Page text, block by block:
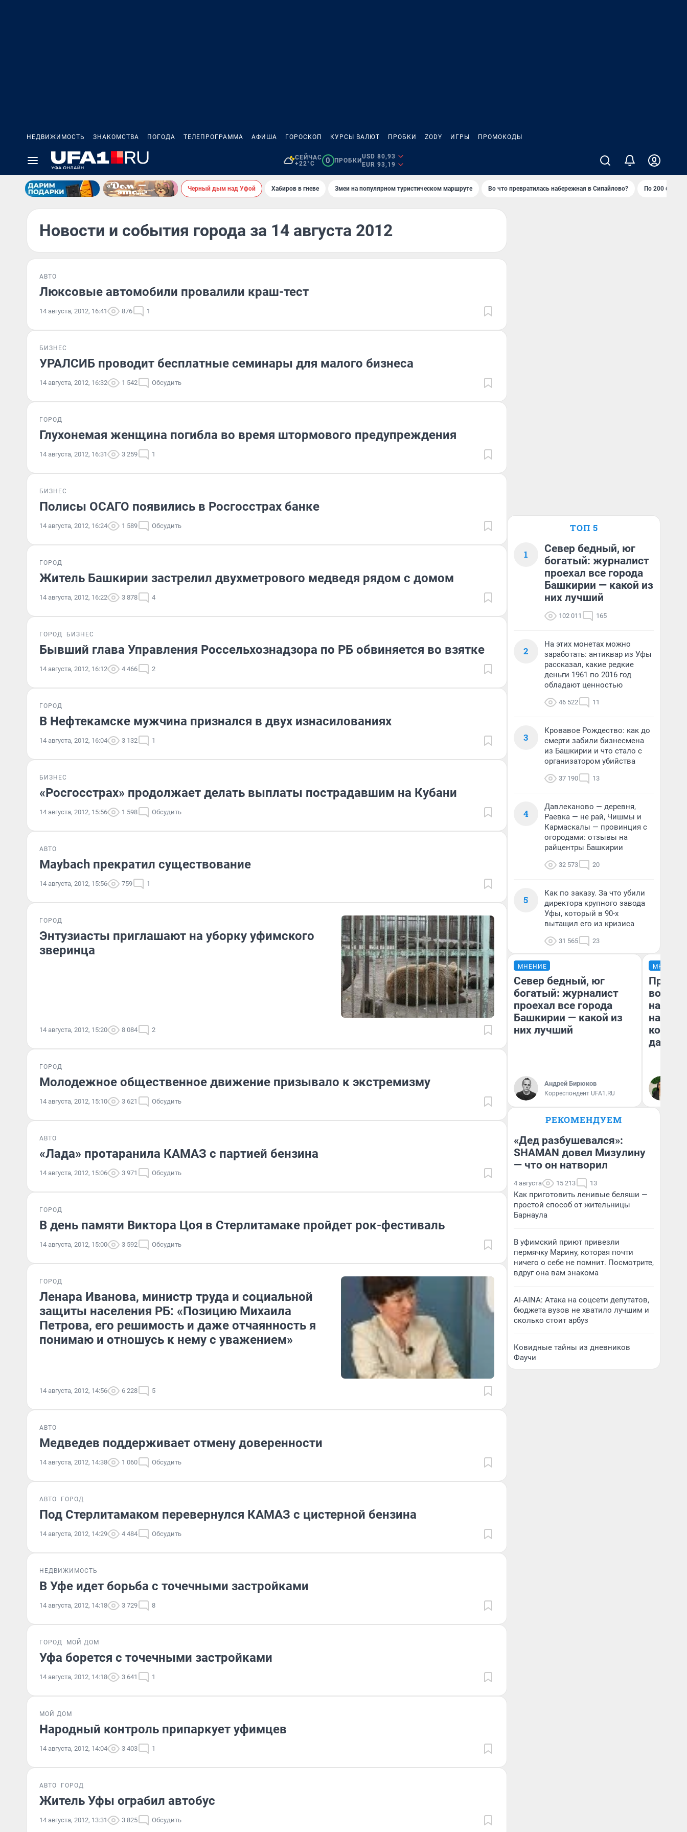
НЕДВИЖИМОСТЬ ЗНАКОМСТВА ПОГОДА ТЕЛЕПРОГРАММА АФИША ГОРОСКОП КУРСЫ ВАЛЮТ ПРОБКИ ZODY ИГРЫ ПРОМОКОДЫ
СЕЙЧАС
+22°C
0 ПРОБКИ
USD 80,93
EUR 93,19
Черный дым над Уфой Хабиров в гневе Змеи на популярном туристическом маршруте Во что превратилась набережная в Сипайлово? По 200
Новости и события города за 14 августа 2012
АВТО
Люксовые автомобили провалили краш-тест
14 августа, 2012, 16:41 876 1
БИЗНЕС
УРАЛСИБ проводит бесплатные семинары для малого бизнеса
14 августа, 2012, 16:32 1 542 Обсудить
ГОРОД
Глухонемая женщина погибла во время штормового предупреждения
14 августа, 2012, 16:31 3 259 1
БИЗНЕС
Полисы ОСАГО появились в Росгосстрах банке
14 августа, 2012, 16:24 1 589 Обсудить
ГОРОД
Житель Башкирии застрелил двухметрового медведя рядом с домом
14 августа, 2012, 16:22 3 878 4
ГОРОД БИЗНЕС
Бывший глава Управления Россельхознадзора по РБ обвиняется во взятке
14 августа, 2012, 16:12 4 466 2
ГОРОД
В Нефтекамске мужчина признался в двух изнасилованиях
14 августа, 2012, 16:04 3 132 1
БИЗНЕС
«Росгосстрах» продолжает делать выплаты пострадавшим на Кубани
14 августа, 2012, 15:56 1 598 Обсудить
АВТО
Maybach прекратил существование
14 августа, 2012, 15:56 759 1
ГОРОД
Энтузиасты приглашают на уборку уфимского
зверинца
14 августа, 2012, 15:20 8 084 2
ГОРОД
Молодежное общественное движение призывало к экстремизму
14 августа, 2012, 15:10 3 621 Обсудить
АВТО
«Лада» протаранила КАМАЗ с партией бензина
14 августа, 2012, 15:06 3 971 Обсудить
ГОРОД
В день памяти Виктора Цоя в Стерлитамаке пройдет рок-фестиваль
14 августа, 2012, 15:00 3 592 Обсудить
ГОРОД
Ленара Иванова, министр труда и социальной
защиты населения РБ: «Позицию Михаила
Петрова, его решимость и даже отчаянность я
понимаю и отношусь к нему с уважением»
14 августа, 2012, 14:56 6 228 5
АВТО
Медведев поддерживает отмену доверенности
14 августа, 2012, 14:38 1 060 Обсудить
АВТО ГОРОД
Под Стерлитамаком перевернулся КАМАЗ с цистерной бензина
14 августа, 2012, 14:29 4 484 Обсудить
НЕДВИЖИМОСТЬ
В Уфе идет борьба с точечными застройками
14 августа, 2012, 14:18 3 729 8
ГОРОД МОЙ ДОМ
Уфа борется с точечными застройками
14 августа, 2012, 14:18 3 641 1
МОЙ ДОМ
Народный контроль припаркует уфимцев
14 августа, 2012, 14:04 3 403 1
АВТО ГОРОД
Житель Уфы ограбил автобус
14 августа, 2012, 13:31 3 825 Обсудить
ТОП 5
1
Север бедный, юг
богатый: журналист
проехал все города
Башкирии — какой из
них лучший
102 011 165
2
На этих монетах можно
заработать: антиквар из Уфы
рассказал, какие редкие
деньги 1961 по 2016 год
обладают ценностью
46 522 11
3
Кровавое Рождество: как до
смерти забили бизнесмена
из Башкирии и что стало с
организатором убийства
37 190 13
4
Давлеканово — деревня,
Раевка — не рай, Чишмы и
Кармаскалы — провинция с
огородами: отзывы на
райцентры Башкирии
32 573 20
5
Как по заказу. За что убили
директора крупного завода
Уфы, который в 90-х
вытащил его из кризиса
31 565 23
МНЕНИЕ
Север бедный, юг
богатый: журналист
проехал все города
Башкирии — какой из
них лучший
Андрей Бирюков
Корреспондент UFA1.RU
МНЕНИЕ
нам
даже
РЕКОМЕНДУЕМ
«Дед разбушевался»:
SHAMAN довел Мизулину
— что он натворил
4 августа 15 213 13
Как приготовить ленивые беляши —
простой способ от жительницы
Барнаула
В уфимский приют привезли
пермячку Марину, которая почти
ничего о себе не помнит. Посмотрите,
вдруг она вам знакома
AI-AINA: Атака на соцсети депутатов,
бюджета вузов не хватило лучшим и
сколько стоит арбуз
Ковидные тайны из дневников
Фаучи